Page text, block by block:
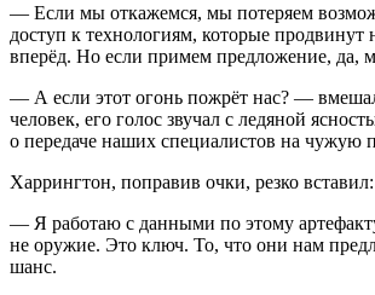
— Если мы откажемся, мы потеряем
доступ к технологиям, которые продвинут
вперёд. Но если примем предложение, да,
— А если этот огонь пожрёт нас? —
человек, его голос звучал с ледяной
о передаче наших специалистов на чужую
Харрингтон, поправив очки, резко вставил:
— Я работаю с данными по этому
не оружие. Это ключ. То, что они нам
шанс.